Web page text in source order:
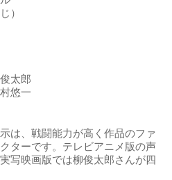
）
太郎
悠一
は、戦闘能力が高く作品のファ
ターです。テレビアニメ版の声
写映画版では柳俊太郎さんが四